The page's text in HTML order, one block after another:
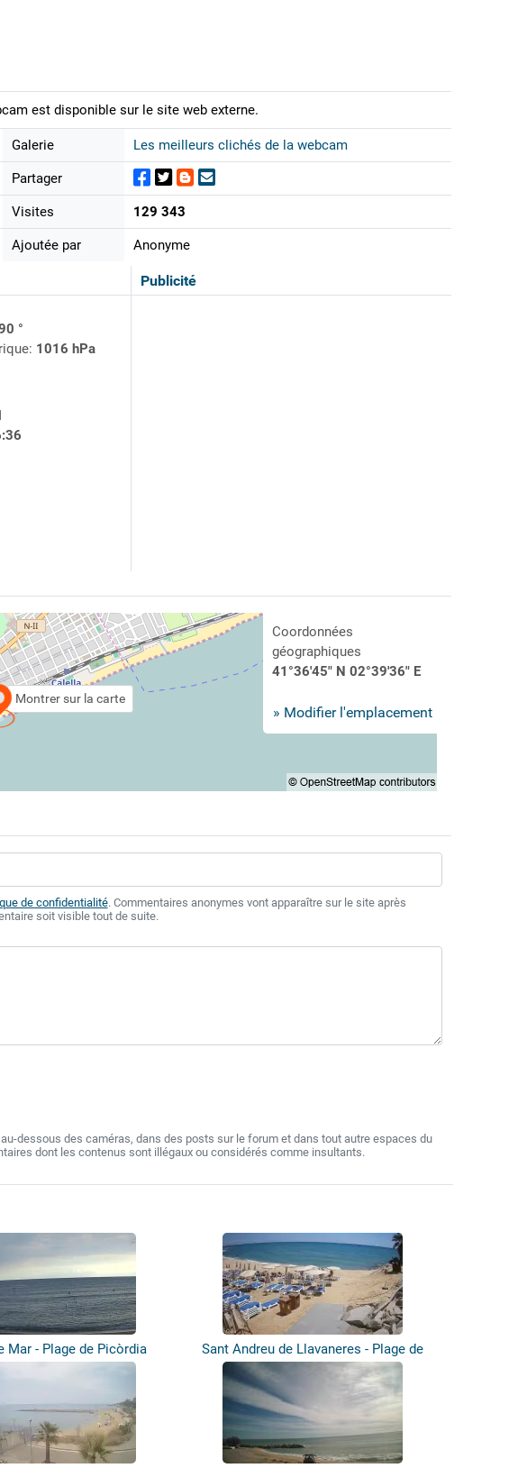
est disponible sur le site web externe.
Galerie Les meilleurs clichés de la webcam
Partager
Visites 129 343
Ajoutée par Anonyme
Publicité
°
1016 hPa
Montrer sur la carte
Coordonnées
géographiques
41°36'45" N 02°39'36" E
» Modifier l'emplacement
de confidentialité. Commentaires anonymes vont apparaître sur le site après
soit visible tout de suite.
dessous des caméras, dans des posts sur le forum et dans tout autre espaces du
dont les contenus sont illégaux ou considérés comme insultants.
Mar - Plage de Picòrdia
Sant Andreu de Llavaneres - Plage de